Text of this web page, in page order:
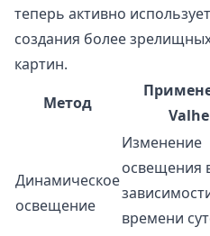
теперь активно
создания более
картин.
Метод
Динамическое
освещение
Изменение
освещения
времени